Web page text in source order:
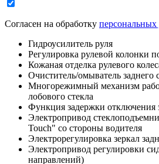
Согласен на обработку
Гидроусилитель руля
Регулировка рулевой колонки
Кожаная отделка рулевого
Очиститель/омыватель заднего
Многорежимный механизм
лобового стекла
Функция задержки отключения
Электропривод
Touch" со стороны водителя
Электрорегулировка зеркал
Электропривод регулировки
направлений)